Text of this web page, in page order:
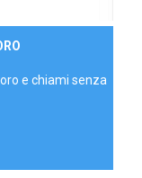
e chiami senza